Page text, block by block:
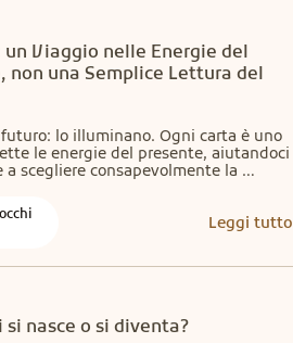
un Viaggio nelle Energie del
non una Semplice Lettura del
lo illuminano. Ogni carta è uno
le energie del presente, aiutandoci
scegliere consapevolmente la
Leggi tutto
si nasce o si diventa?